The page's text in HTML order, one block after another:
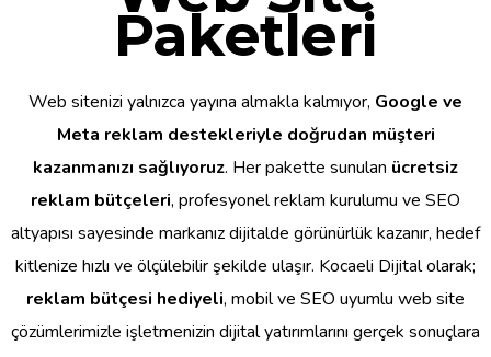
Paketleri
Web sitenizi yalnızca yayına almakla kalmıyor, Google ve
Meta reklam destekleriyle doğrudan müşteri
kazanmanızı sağlıyoruz. Her pakette sunulan ücretsiz
reklam bütçeleri, profesyonel reklam kurulumu ve SEO
altyapısı sayesinde markanız dijitalde görünürlük kazanır, hedef
kitlenize hızlı ve ölçülebilir şekilde ulaşır. Kocaeli Dijital olarak;
reklam bütçesi hediyeli, mobil ve SEO uyumlu web site
çözümlerimizle işletmenizin dijital yatırımlarını gerçek sonuçlara